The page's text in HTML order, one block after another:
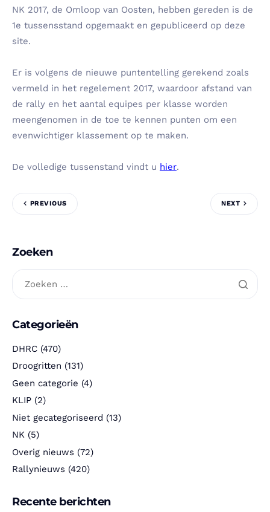
NK 2017, de Omloop van Oosten, hebben gereden is de
1e tussensstand opgemaakt en gepubliceerd op deze
site.
Er is volgens de nieuwe puntentelling gerekend zoals
vermeld in het regelement 2017, waardoor afstand van
de rally en het aantal equipes per klasse worden
meengenomen in de toe te kennen punten om een
evenwichtiger klassement op te maken.
De volledige tussenstand vindt u hier.
PREVIOUS NEXT
Zoeken
Categorieën
DHRC (470)
Droogritten (131)
Geen categorie (4)
KLIP (2)
Niet gecategoriseerd (13)
NK (5)
Overig nieuws (72)
Rallynieuws (420)
Recente berichten